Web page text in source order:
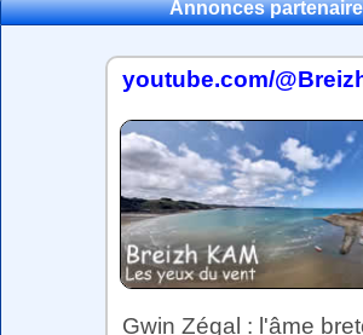
Annonces
youtube.com/
Gwin Zégal : l'âme